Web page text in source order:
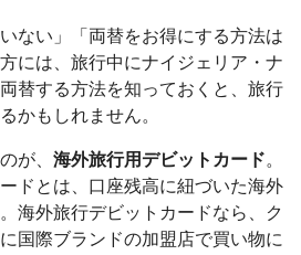
ない」「両替をお得にする方法は
には、旅行中にナイジェリア・ナ
替する方法を知っておくと、旅行
かもしれません。
が、 海外旅行用デビットカード。
ドとは、口座残高に紐づいた海外
海外旅行デビットカードなら、ク
国際ブランドの加盟店で買い物に